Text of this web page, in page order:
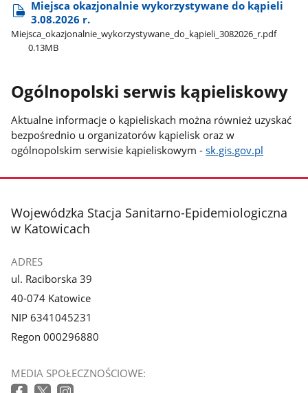
Miejsca okazjonalnie wykorzystywane do kąpieli
3.08.2026 r.
Miejsca​_okazjonalnie​_wykorzystywane​_do​_kąpieli​_3082026​_r.pdf
0.13MB
Ogólnopolski serwis kąpieliskowy
Aktualne informacje o kąpieliskach można również uzyskać
bezpośrednio u organizatorów kąpielisk oraz w
ogólnopolskim serwisie kąpieliskowym -sk.gis.gov.pl
stopka
Wojewódzka Stacja Sanitarno-Epidemiologiczna
w Katowicach
ADRES
ul. Raciborska 39
40-074 Katowice
NIP 6341045231
Regon 000296880
MEDIA SPOŁECZNOŚCIOWE: